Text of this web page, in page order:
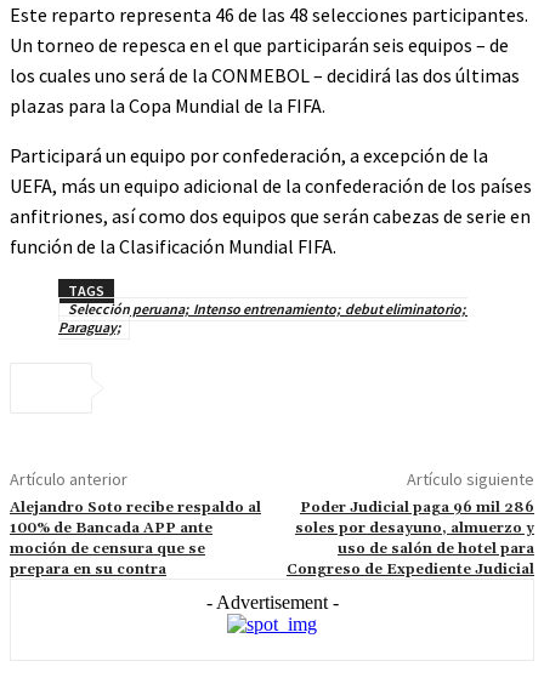
Este reparto representa 46 de las 48 selecciones participantes.
Un torneo de repesca en el que participarán seis equipos – de
los cuales uno será de la CONMEBOL – decidirá las dos últimas
plazas para la Copa Mundial de la FIFA.
Participará un equipo por confederación, a excepción de la
UEFA, más un equipo adicional de la confederación de los países
anfitriones, así como dos equipos que serán cabezas de serie en
función de la Clasificación Mundial FIFA.
TAGS
Selección peruana; Intenso entrenamiento; debut eliminatorio;
Paraguay;
Artículo anterior
Alejandro Soto recibe respaldo al
100% de Bancada APP ante
moción de censura que se
prepara en su contra
Artículo siguiente
Poder Judicial paga 96 mil 286
soles por desayuno, almuerzo y
uso de salón de hotel para
Congreso de Expediente Judicial
- Advertisement -